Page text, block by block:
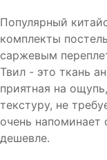
Популярный
комплекты
саржевым
Твил - это ткань
приятная на
текстуру, не
очень напоминает
дешевле.